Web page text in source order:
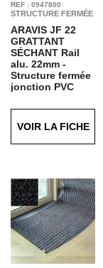
REF : 0947800
STRUCTURE FERMÉE
ARAVIS JF 22
GRATTANT
SÉCHANT Rail
alu. 22mm -
Structure fermée
jonction PVC
Finition : Grattant
Séchant Anthracite
VOIR LA FICHE